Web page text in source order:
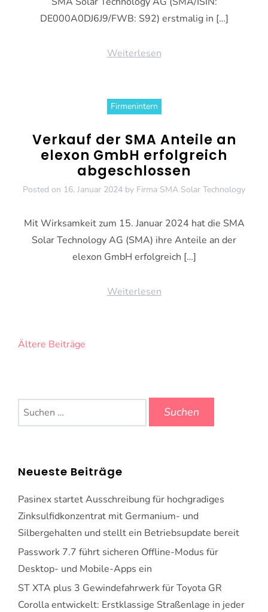
DE000A0DJ6J9/FWB: S92) erstmalig in […]
Weiterlesen
Firmenintern
Verkauf der SMA Anteile an
elexon GmbH erfolgreich
abgeschlossen
Posted on 16. Januar 2024 by Firma SMA Solar Technology
Mit Wirksamkeit zum 15. Januar 2024 hat die SMA
Solar Technology AG (SMA) ihre Anteile an der
elexon GmbH erfolgreich […]
Weiterlesen
Beitragsnavigation
Ältere Beiträge
Suchen
nach:
Neueste Beiträge
Pasinex startet Ausschreibung für hochgradiges
Zinksulfidkonzentrat mit Germanium- und
Silbergehalten und stellt ein Betriebsupdate bereit
Passwork 7.7 führt sicheren Offline-Modus für
Desktop- und Mobile-Apps ein
ST XTA plus 3 Gewindefahrwerk für Toyota GR
Corolla entwickelt: Erstklassige Straßenlage in jeder